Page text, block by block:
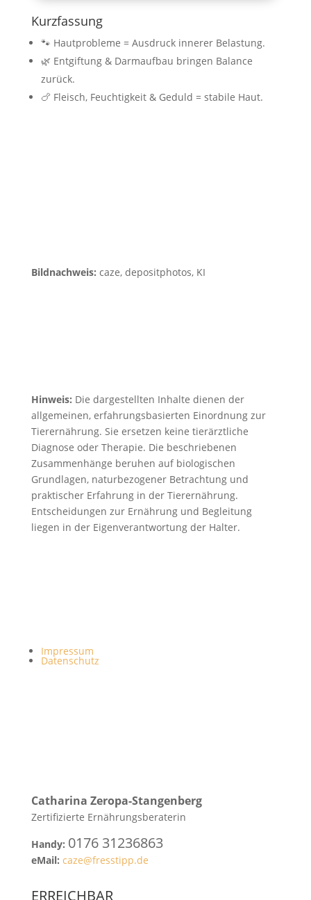
Kurzfassung
🐾 Hautprobleme = Ausdruck innerer Belastung.
🌿 Entgiftung & Darmaufbau bringen Balance
zurück.
🍗 Fleisch, Feuchtigkeit & Geduld = stabile Haut.
Bildnachweis: caze, depositphotos, KI
Hinweis: Die dargestellten Inhalte dienen der
allgemeinen, erfahrungsbasierten Einordnung zur
Tierernährung. Sie ersetzen keine tierärztliche
Diagnose oder Therapie. Die beschriebenen
Zusammenhänge beruhen auf biologischen
Grundlagen, naturbezogener Betrachtung und
praktischer Erfahrung in der Tierernährung.
Entscheidungen zur Ernährung und Begleitung
liegen in der Eigenverantwortung der Halter.
Impressum
Datenschutz
Catharina Zeropa-Stangenberg
Zertifizierte Ernährungsberaterin
Handy: 0176 31236863
eMail: caze@fresstipp.de
ERREICHBAR